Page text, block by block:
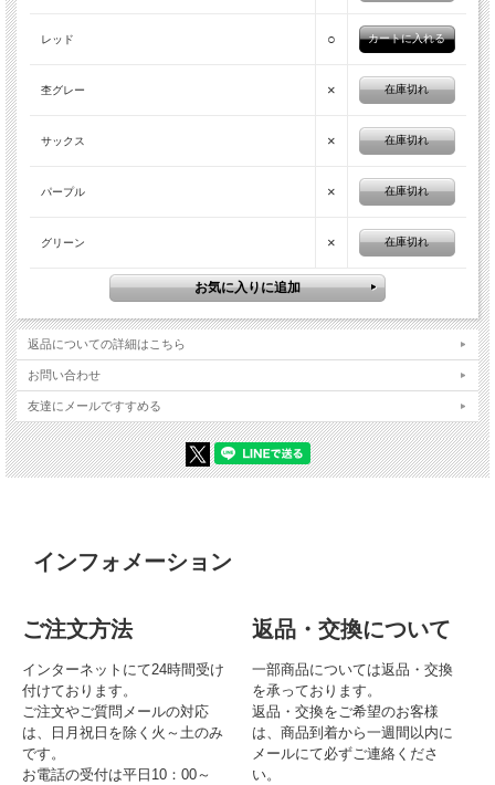
レッド ○
杢グレー × 在庫切れ
サックス × 在庫切れ
パープル × 在庫切れ
グリーン × 在庫切れ
返品についての詳細はこちら
お問い合わせ
友達にメールですすめる
インフォメーション
ご注文方法
インターネットにて24時間受け
付けております。
ご注文やご質問メールの対応
は、日月祝日を除く火～土のみ
です。
お電話の受付は平日10：00～
返品・交換について
一部商品については返品・交換
を承っております。
返品・交換をご希望のお客様
は、商品到着から一週間以内に
メールにて必ずご連絡くださ
い。